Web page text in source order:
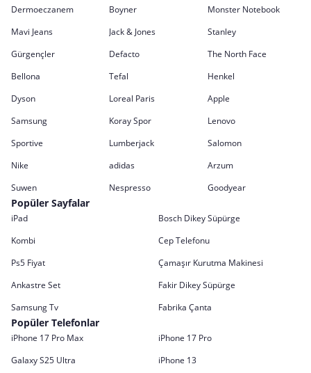
Dermoeczanem
Boyner
Monster Notebook
Mavi Jeans
Jack & Jones
Stanley
Gürgençler
Defacto
The North Face
Bellona
Tefal
Henkel
Dyson
Loreal Paris
Apple
Samsung
Koray Spor
Lenovo
Sportive
Lumberjack
Salomon
Nike
adidas
Arzum
Suwen
Nespresso Goodyear
Popüler Sayfalar
iPad
Bosch Dikey Süpürge
Kombi
Cep Telefonu
Ps5 Fiyat
Çamaşır Kurutma Makinesi
Ankastre Set
Fakir Dikey Süpürge
Samsung Tv
Fabrika Çanta
Popüler Telefonlar
iPhone 17 Pro Max
iPhone 17 Pro
Galaxy S25 Ultra
iPhone 13